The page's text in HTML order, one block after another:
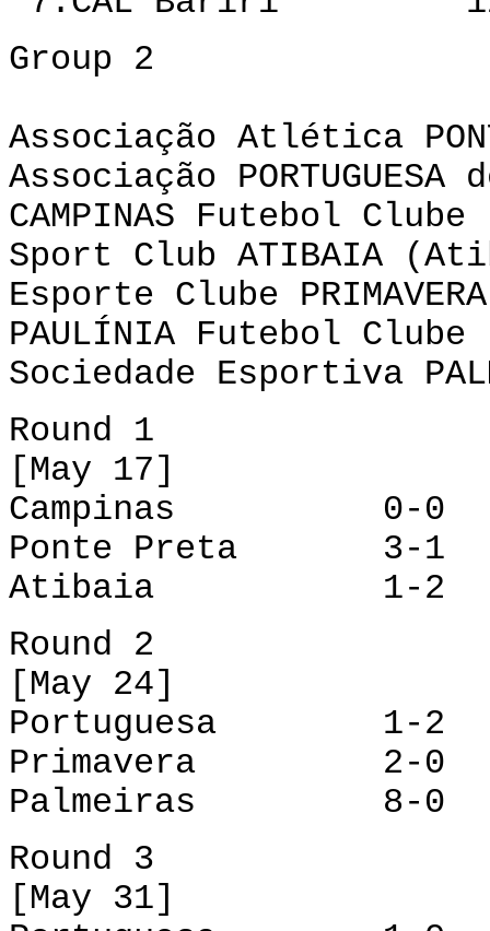
Group 2
Associação Atlética
Associação
CAMPINAS Futebol Clube
Sport Club ATIBAIA
Esporte Clube
PAULÍNIA Futebol
Sociedade Esportiva
Round 1
[May 17]
Campinas 0-0
Ponte Preta 3-1
Atibaia 1-2
Round 2
[May 24]
Portuguesa 1-2
Primavera 2-0
Palmeiras 8-0
Round 3
[May 31]